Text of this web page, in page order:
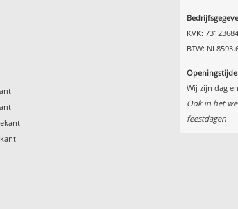
KVK: 73123684
BTW:
Wij zijn dag
Ook in het
feestdagen